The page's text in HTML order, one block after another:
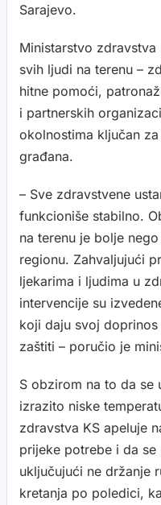
Sarajevo.
Ministarstvo
svih ljudi na terenu –
hitne pomoći,
i partnerskih
okolnostima ključan
građana.
– Sve zdravstvene
funkcioniše stabilno.
na terenu je bolje
regionu. Zahvaljujući
ljekarima i ljudima u
intervencije su
koji daju svoj
zaštiti – poručio je
S obzirom na to da se
izrazito niske
zdravstva KS apeluje
prijeke potrebe i da
uključujući ne držanje
kretanja po poledici,